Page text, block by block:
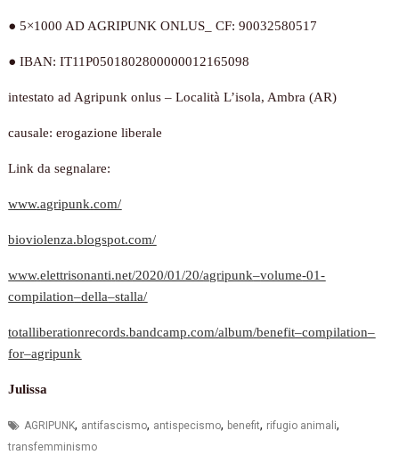
●5×1000 AD AGRIPUNK ONLUS_ CF: 90032580517
●IBAN: IT11P0501802800000012165098
intestato ad Agripunk onlus – Località L’isola, Ambra (AR)
causale: erogazione liberale
Link da segnalare:
www.agripunk.com/
bioviolenza.blogspot.com/
www.elettrisonanti.net/2020/01/20/agripunk–volume-01-
compilation–della–stalla/
totalliberationrecords.bandcamp.com/album/benefit–compilation–
for–agripunk
Julissa
AGRIPUNK, antifascismo, antispecismo, benefit, rifugio animali,
transfemminismo